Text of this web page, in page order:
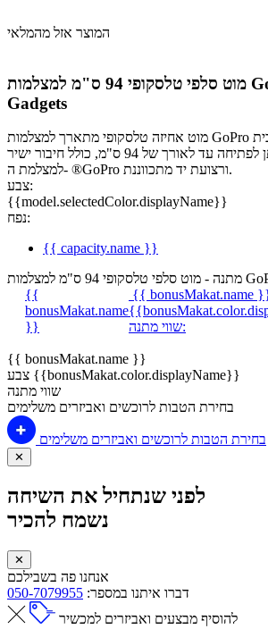
המוצר אזל מהמלאי
מוט סלפי טלסקופי 94 ס"מ למצלמות GoPro מבית SP
Gadgets
מוט אחיזה טלסקופי מתארך למצלמות GoPro מבית SP Gadgets, בעל
ראש מסתובב 180°, ניתן לפתיחה עד לאורך של 94 ס"מ, כולל חיבור ישיר
למצלמת ה- ®GoPro ורצועת יד מתכווננת.
צבע:
{{model.selectedColor.displayName}}
נפח:
{{ capacity.name }}
{{
bonusMakat.name
}}
{{ bonusMakat.name
שווי מתנה:
{{ bonusMakat.name }}
צבע {{bonusMakat.color.displayName}}
שווי מתנה
בחירת הטבות לרוכשים ואביזרים משלימים
בחירת הטבות לרוכשים ואביזרים משלימים
✕
לפני שנתחיל את השיחה
נשמח להכיר
✕
אנחנו פה בשבילכם
דברו איתנו במספר: 050-7079955
להוסיף מבצעים ואביזרים למכשיר